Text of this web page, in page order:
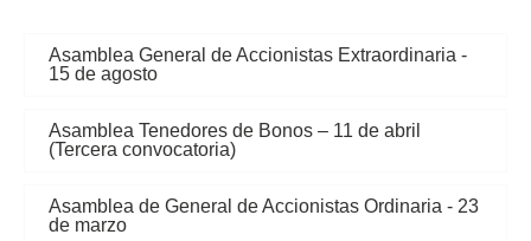
Asamblea General de Accionistas Extraordinaria -
15 de agosto
Asamblea Tenedores de Bonos – 11 de abril
(Tercera convocatoria)
Asamblea de General de Accionistas Ordinaria - 23
de marzo